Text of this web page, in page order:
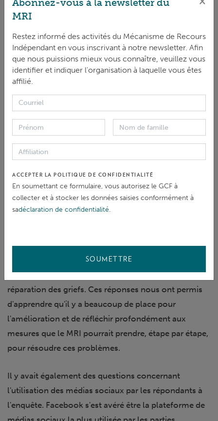
à déterminer dans quelle mesure les parties prenantes
leurs moyens de communication préférés, a reçu plus
de 100 réponses en une semaine seulement. Le MRI a
obtenu des informations très utiles qui guideront les
efforts de communication du site MRI. Par exemple,
nous avons appris que les parties prenantes qui
comprenaient clairement les rôles et les fonctions du
site MRI étaient pour la plupart celles qui travaillent
elles-mêmes quotidiennement à la résolution des
griefs. Certaines réponses impliquaient également
une confusion potentielle entre le Secrétariat du GCF
et le MRI. Nous avons également constaté que les
activités du site MRIétaient perçues par beaucoup
De nombreuses parties prenantes ne connaissaient
pas l'existence du site MRI ou ne savaient tout
simplement pas qu'il existait une fonction de
réparation des griefs. Ces réponses nous ont permis
d'apprendre qu'il y a beaucoup de place pour
l'amélioration et de réfléchir profondément aux
mesures que le MRI pourrait prendre, étape par étape,
pour résoudre ces problèmes.
Il y avait également des questions concernant
l'utilisation des médias sociaux par les répondants à
l'enquête. Facebook s'est avéré être la plateforme de
MRI
Restez informé des activités du Mécanisme de Recours
Indépendant en vous inscrivant à notre newsletter. Afin
que nous puissions mieux vous connaître, veuillez vous
identifier et indiquer l'organisation à laquelle vous êtes
affilié.
ACCEPTER LA POLITIQUE DE CONFIDENTIALITÉ
En soumettant ce formulaire, vous autorisez le GCF à
collecter et à stocker les données saisies conformément à
sadéclaration de confidentialité.
SOUMETTRE